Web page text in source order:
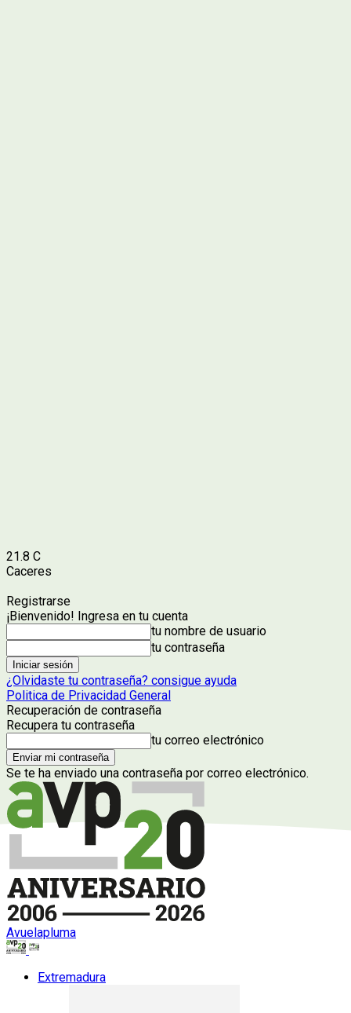
21.8 C
Caceres
Registrarse
¡Bienvenido! Ingresa en tu cuenta
tu nombre de usuario
tu contraseña
¿Olvidaste tu contraseña? consigue ayuda
Politica de Privacidad General
Recuperación de contraseña
Recupera tu contraseña
tu correo electrónico
Se te ha enviado una contraseña por correo electrónico.
Avuelapluma
Extremadura